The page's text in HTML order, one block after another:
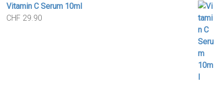
Vitamin C Serum 10ml
CHF 29.90